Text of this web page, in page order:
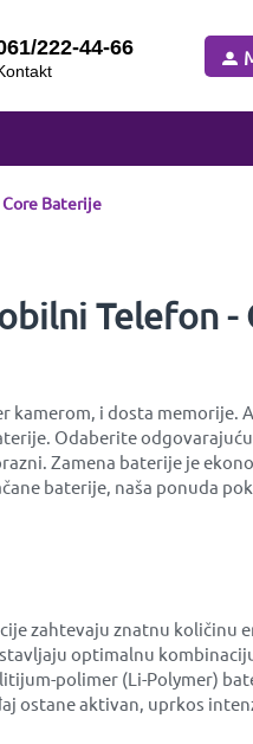
222-44-66
Core Baterije
Telefon -
i dosta memorije.
Odaberite
Zamena baterije je
baterije, naša ponuda
zahtevaju znatnu količinu
optimalnu
polimer (Li-Polymer)
ostane aktivan, uprkos